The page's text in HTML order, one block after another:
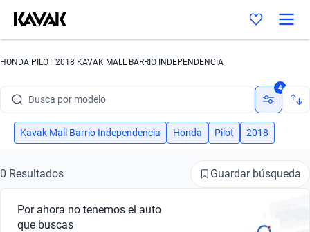
HONDA PILOT 2018 KAVAK MALL BARRIO INDEPENDENCIA
Busca por modelo
Busca por versión
Busca por marca
Busca por modelo
4
Kavak Mall Barrio Independencia Honda Pilot 2018
0 Resultados Guardar búsqueda
Por ahora no tenemos el auto
que buscas